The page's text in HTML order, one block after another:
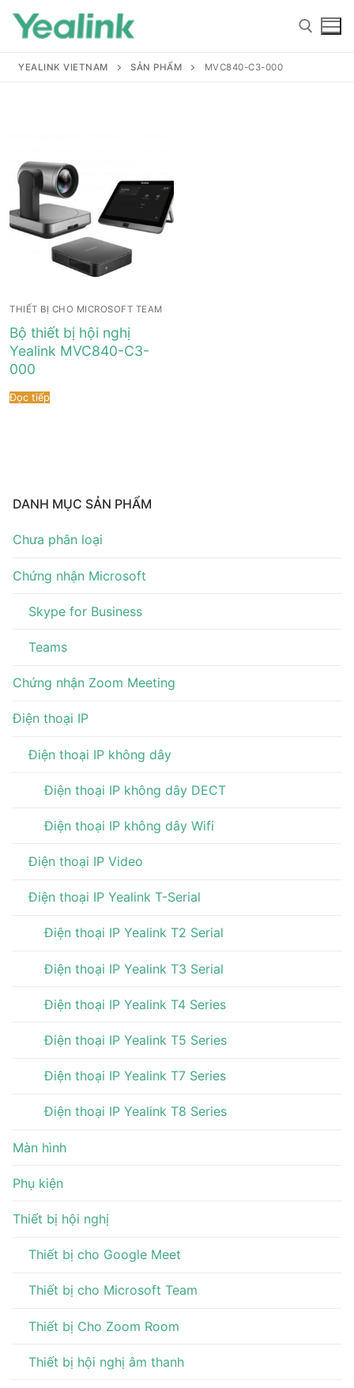
Home
Sản phẩm
Hỗ trợ
Tài liệu hướng dẫn
Tài liệu hướng dẫn
Điện thoại IP Phone
Đại lý
Tin tức
Sự kiện
YEALINK VIETNAM SẢN PHẨM MVC840-C3-000
THIẾT BỊ CHO MICROSOFT TEAM
Bộ thiết bị hội nghị
Yealink MVC840-C3-
000
Đọc tiếp
DANH MỤC SẢN PHẨM
Chưa phân loại
Chứng nhận Microsoft
Skype for Business
Teams
Chứng nhận Zoom Meeting
Điện thoại IP
Điện thoại IP không dây
Điện thoại IP không dây DECT
Điện thoại IP không dây Wifi
Điện thoại IP Video
Điện thoại IP Yealink T-Serial
Điện thoại IP Yealink T2 Serial
Điện thoại IP Yealink T3 Serial
Điện thoại IP Yealink T4 Series
Điện thoại IP Yealink T5 Series
Điện thoại IP Yealink T7 Series
Điện thoại IP Yealink T8 Series
Màn hình
Phụ kiện
Thiết bị hội nghị
Thiết bị cho Google Meet
Thiết bị cho Microsoft Team
Thiết bị Cho Zoom Room
Thiết bị hội nghị âm thanh